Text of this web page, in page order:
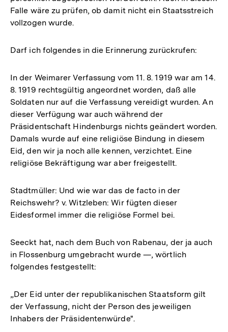
Falle wäre zu prüfen, ob damit nicht ein Staatsstreich
vollzogen wurde.
Darf ich folgendes in die Erinnerung zurückrufen:
In der Weimarer Verfassung vom 11. 8. 1919 war am 14.
8. 1919 rechtsgültig angeordnet worden, daß alle
Soldaten nur auf die Verfassung vereidigt wurden. An
dieser Verfügung war auch während der
Präsidentschaft Hindenburgs nichts geändert worden.
Damals wurde auf eine religiöse Bindung in diesem
Eid, den wir ja noch alle kennen, verzichtet. Eine
religiöse Bekräftigung war aber freigestellt.
Stadtmüller: Und wie war das de facto in der
Reichswehr? v. Witzleben: Wir fügten dieser
Eidesformel immer die religiöse Formel bei.
Seeckt hat, nach dem Buch von Rabenau, der ja auch
in Flossenburg umgebracht wurde —, wörtlich
folgendes festgestellt:
„Der Eid unter der republikanischen Staatsform gilt
der Verfassung, nicht der Person des jeweiligen
Inhabers der Präsidentenwürde".